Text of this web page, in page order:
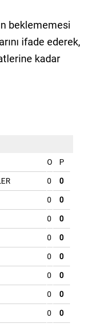
beklememesi
ifade ederek,
kadar
O P
0 0
0 0
0 0
0 0
0 0
0 0
0 0
0 0